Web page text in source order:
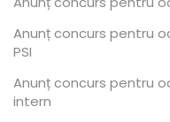
Anunț concurs pentru
PSI
Anunț concurs pentru
intern